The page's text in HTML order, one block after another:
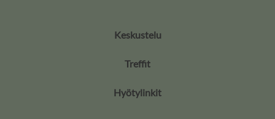
Keskustelu
Treffit
Hyötylinkit